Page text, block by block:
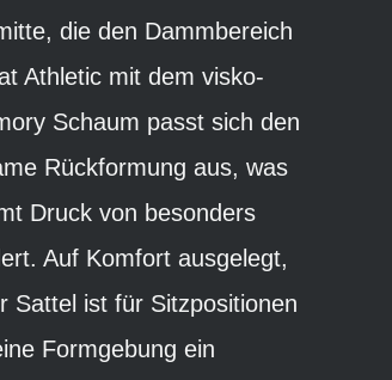
die den Dammbereich
Athletic mit dem visko-
Schaum passt sich den
Rückformung aus, was
Druck von besonders
Auf Komfort ausgelegt,
Sattel ist für Sitzpositionen
Formgebung ein